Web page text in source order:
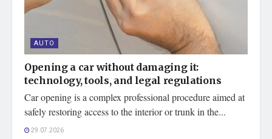
AUTO
Opening a car without damaging it:
technology, tools, and legal regulations
Car opening is a complex professional procedure aimed at
safely restoring access to the interior or trunk in the...
29.07.2026